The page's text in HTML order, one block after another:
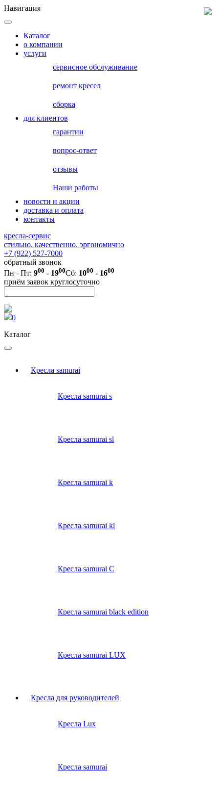
Навигация
Каталог
о компании
услуги
сервисное обслуживание
ремонт кресел
сборка
для клиентов
гарантии
вопрос-ответ
отзывы
Наши работы
новости и акции
доставка и оплата
контакты
кресла-сервис
стильно. качественно. эргономично
+7 (922) 527-7000
обратный звонок
Пн - Пт: 900 - 1900Сб: 1000 - 1600
приём заявок круглосуточно
0
Каталог
Кресла samurai
Кресла samurai s
Кресла samurai sl
Кресла samurai k
Кресла samurai kl
Кресла samurai C
Кресла samurai black edition
Кресла samurai LUX
Кресла для руководителей
Кресла Lux
Кресла samurai